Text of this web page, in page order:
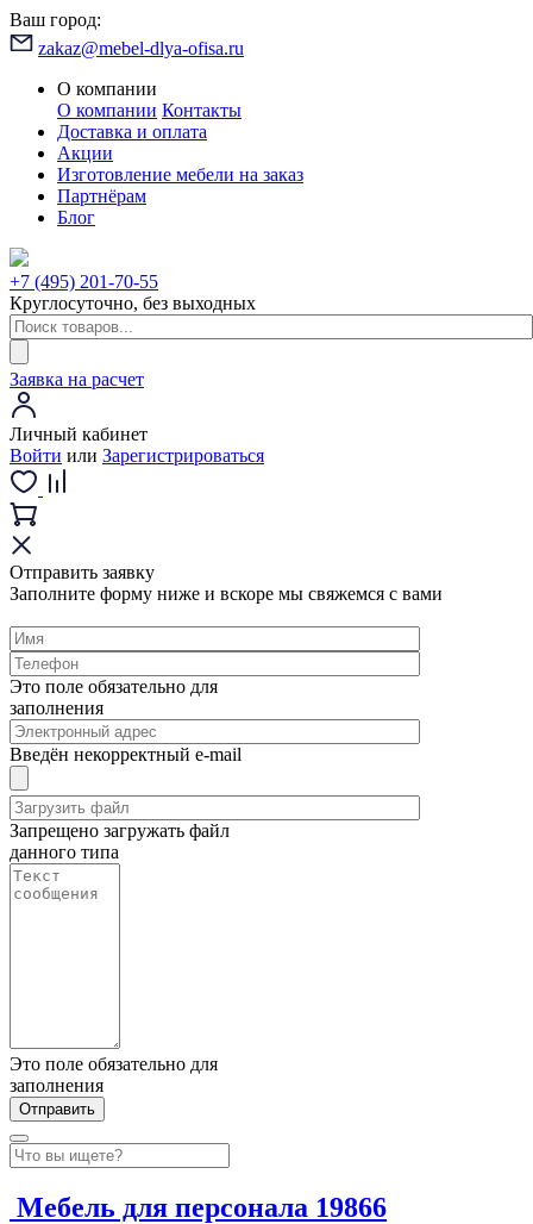
Ваш город:
zakaz@mebel-dlya-ofisa.ru
О компании
О компании Контакты
Доставка и оплата
Акции
Изготовление мебели на заказ
Партнёрам
Блог
+7 (495) 201-70-55
Круглосуточно, без выходных
Заявка на расчет
Личный кабинет
Войти или Зарегистрироваться
Отправить заявку
Заполните форму ниже и вскоре мы свяжемся с вами
Это поле обязательно для
заполнения
Введён некорректный e-mail
Запрещено загружать файл
данного типа
Это поле обязательно для
заполнения
Мебель для персонала 19866